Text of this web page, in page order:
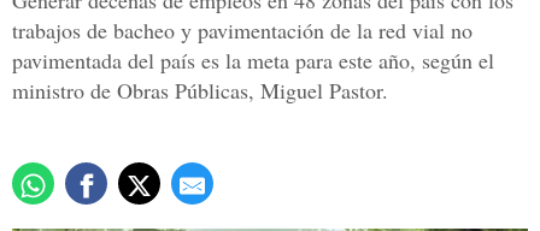
trabajos de bacheo y pavimentación de la red vial no
pavimentada del país es la meta para este año, según el
ministro de Obras Públicas, Miguel Pastor.